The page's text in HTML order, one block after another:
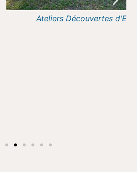
d'Equicoaching